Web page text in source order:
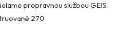
prepravnou službou GEIS.
270